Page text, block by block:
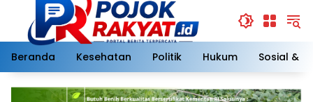
Langsung
konten
Beranda
Kesehatan Politik Hukum Sosial &